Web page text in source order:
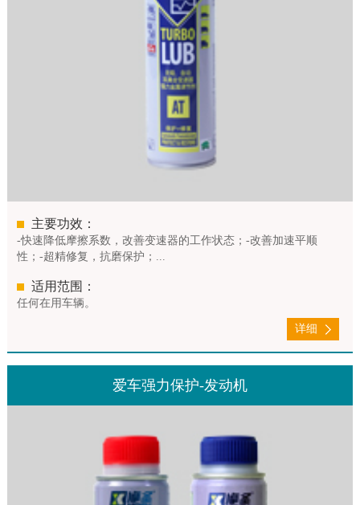
主要功效：
-快速降低摩擦系数，改善变速器的工作状态；-改善加速平顺
性；-超精修复，抗磨保护；...
适用范围：
任何在用车辆。
详细
爱车强力保护-发动机